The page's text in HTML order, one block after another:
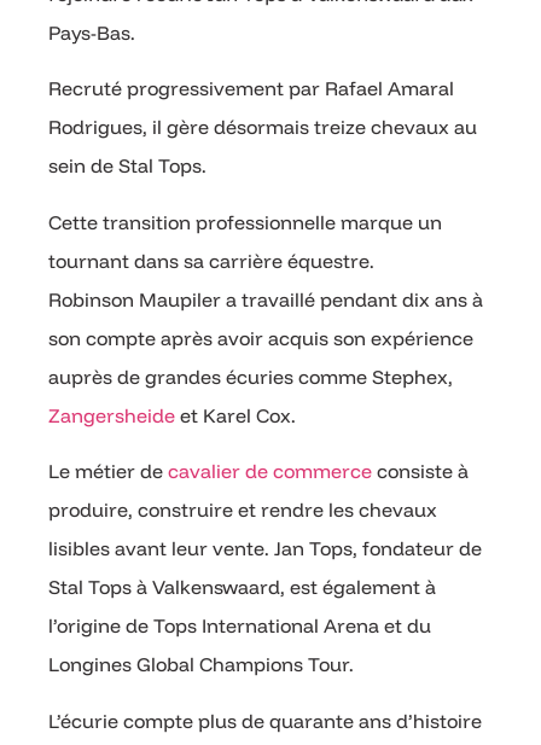
Pays-Bas.
Recruté progressivement par Rafael Amaral
Rodrigues, il gère désormais treize chevaux au
sein de Stal Tops.
Cette transition professionnelle marque un
tournant dans sa carrière équestre.
Robinson Maupiler a travaillé pendant dix ans à
son compte après avoir acquis son expérience
auprès de grandes écuries comme Stephex,
Zangersheide et Karel Cox.
Le métier de cavalier de commerce consiste à
produire, construire et rendre les chevaux
lisibles avant leur vente. Jan Tops, fondateur de
Stal Tops à Valkenswaard, est également à
l’origine de Tops International Arena et du
Longines Global Champions Tour.
L’écurie compte plus de quarante ans d’histoire